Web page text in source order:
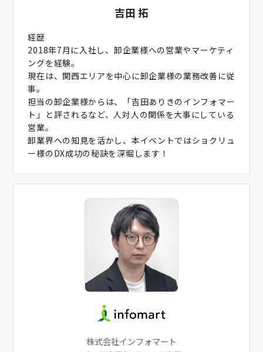
吉田 拓
経歴
2018年7月に入社し、卸企業様への営業やマーケティ
ングを経験。
現在は、関西エリアを中心に卸企業様の業務改善に従
事。
担当の卸企業様からは、「吉田ありきのインフォマー
ト」と評されるなど、人対人の関係を大事にしている
営業。
卸業界への知見を活かし、本イベントではショクリュ
ー様のDX成功の秘訣を深堀します！
株式会社インフォマート